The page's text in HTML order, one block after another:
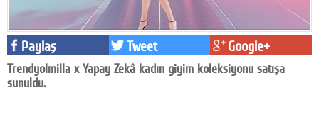
Televizyon
Dünya
Pr
Paylaş Tweet Google+
Trendyolmilla x Yapay Zekâ kadın giyim koleksiyonu satışa
sunuldu.